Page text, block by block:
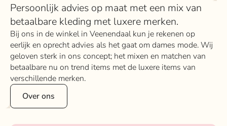
Persoonlijk advies op maat met een mix van
betaalbare kleding met luxere merken.
Bij ons in de winkel in Veenendaal kun je rekenen op
eerlijk en oprecht advies als het gaat om dames mode. Wij
geloven sterk in ons concept; het mixen en matchen van
betaalbare nu on trend items met de luxere items van
verschillende merken.
Over ons